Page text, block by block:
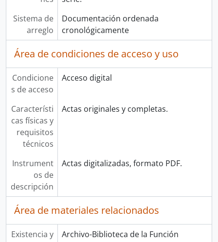
Sistema de
arreglo
Documentación ordenada
cronológicamente
Área de condiciones de acceso y uso
Condicione
s de acceso
Acceso digital
Característi
cas físicas y
requisitos
técnicos
Actas originales y completas.
Instrument
os de
descripción
Actas digitalizadas, formato PDF.
Área de materiales relacionados
Existencia y
Archivo-Biblioteca de la Función